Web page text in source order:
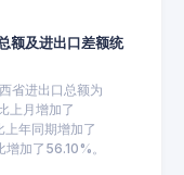
额及进出口差额统
省进出口总额为
月增加了
年同期增加了
加了56.10%。